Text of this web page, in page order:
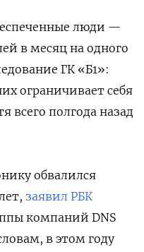
люди —
в месяц на одного
ГК «Б1»:
ограничивает себя
всего полгода назад
обвалился
заявил РБК
компаний DNS
в этом году